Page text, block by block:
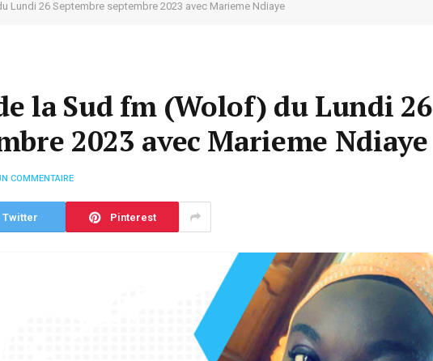
Lundi 26 Septembre septembre 2023 avec Marieme Ndiaye
la Sud fm (Wolof) du Lundi 26
2023 avec Marieme Ndiaye
COMMENTAIRE
Twitter Pinterest